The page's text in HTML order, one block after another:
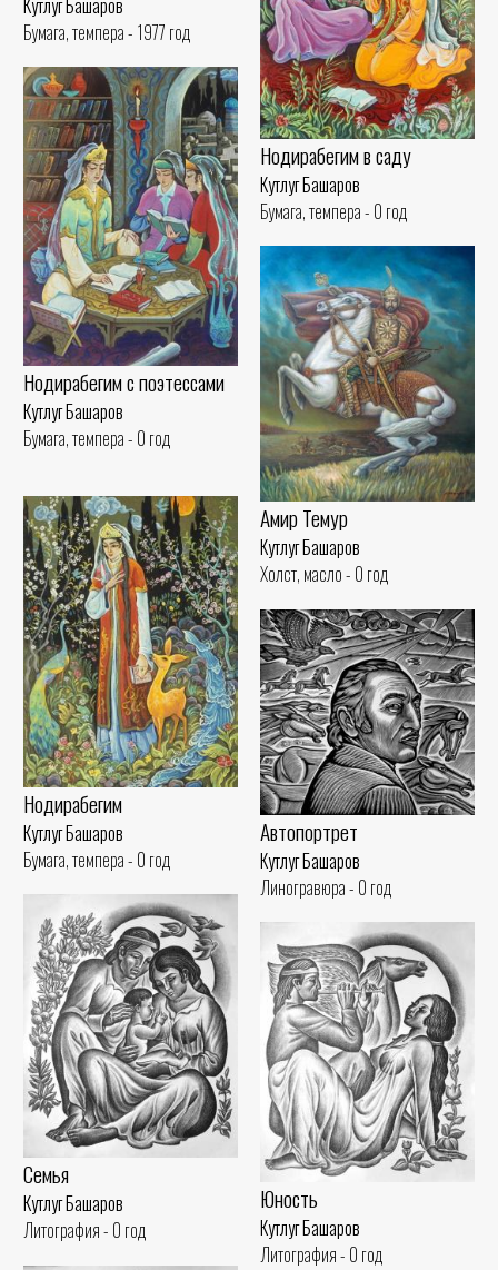
Бумага, темпера - 1977 год
Нодирабегим в саду
Кутлуг Башаров
Бумага, темпера - 0 год
Нодирабегим с поэтессами
Кутлуг Башаров
Бумага, темпера - 0 год
Амир Темур
Кутлуг Башаров
Холст, масло - 0 год
Нодирабегим
Кутлуг Башаров
Бумага, темпера - 0 год
Автопортрет
Кутлуг Башаров
Линогравюра - 0 год
Семья
Кутлуг Башаров
Литография - 0 год
Юность
Кутлуг Башаров
Литография - 0 год